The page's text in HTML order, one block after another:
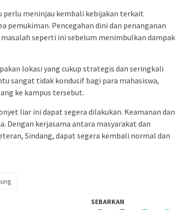
perlu meninjau kembali kebijakan terkait
pemukiman. Pencegahan dini dan penanganan
seperti ini sebelum menimbulkan dampak
lokasi yang cukup strategis dan seringkali
sangat tidak kondusif bagi para mahasiswa,
ke kampus tersebut.
liar ini dapat segera dilakukan. Keamanan dan
Dengan kerjasama antara masyarakat dan
Sindang, dapat segera kembali normal dan
SEBARKAN